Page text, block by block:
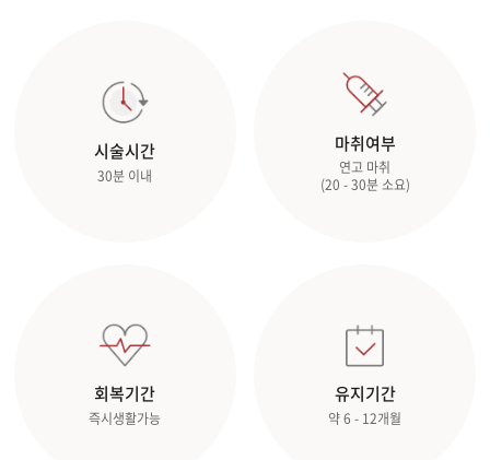
시술시간
30분 이내
마취여부
연고 마취
(20 - 30분 소요)
회복기간
즉시생활가능
유지기간
약 6 - 12개월